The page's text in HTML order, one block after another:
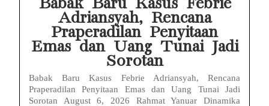
Babak Baru Kasus Febrie
Adriansyah, Rencana
Praperadilan Penyitaan
Emas dan Uang Tunai Jadi
Sorotan
Babak Baru Kasus Febrie Adriansyah, Rencana
Praperadilan Penyitaan Emas dan Uang Tunai Jadi
Sorotan August 6, 2026 Rahmat Yanuar Dinamika